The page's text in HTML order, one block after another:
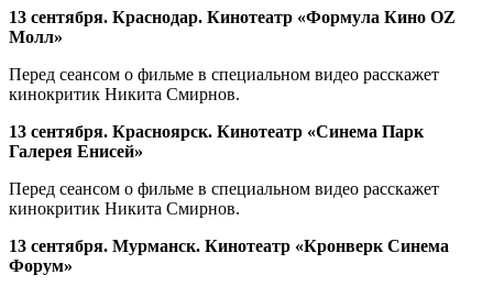
13 сентября. Краснодар. Кинотеатр «Формула Кино OZ
Молл»
Перед сеансом о фильме в специальном видео расскажет
кинокритик Никита Смирнов.
13 сентября. Красноярск. Кинотеатр «Синема Парк
Галерея Енисей»
Перед сеансом о фильме в специальном видео расскажет
кинокритик Никита Смирнов.
13 сентября. Мурманск. Кинотеатр «Кронверк Синема
Форум»